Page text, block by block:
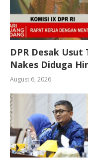
DPR Desak Usut
Nakes Diduga
August 6, 2026